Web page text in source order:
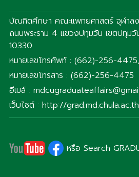
บัณฑิตศึกษา คณะแพทยศาสตร์ จุฬาล
ถนนพระราม 4 แขวงปทุมวัน เขตปทุม
10330
หมายเลขโทรศัพท์ : (662)-256-
หมายเลขโทรสาร : (662)-256-4475
อีเมล์ :
เว็บไซต์ : http://grad.md.chula.ac.th
หรือ Search